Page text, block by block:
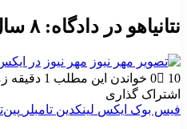
نتانیاهو در دادگاه: ۸ سال منتظر این لحظه بودم
مهر نیوز در
0
10
خواندن این مطلب 1 دقیقه زمان میبرد
اشتراک گذاری
فیس بوک ایکس لینکدین ‫تامبلر